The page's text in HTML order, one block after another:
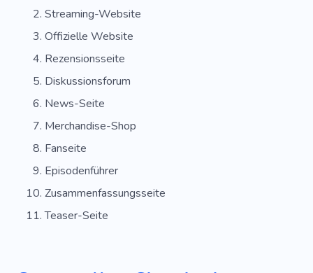
Segelflugzeug
Grüße
Intrigen
Zeitschrift
Frieden
Zimmer
Horror
Ladenwerbung
Vorlagen Für Websites
Streaming-Website
Offizielle Website
Rezensionsseite
Diskussionsforum
News-Seite
Merchandise-Shop
Fanseite
Episodenführer
Zusammenfassungsseite
Teaser-Seite